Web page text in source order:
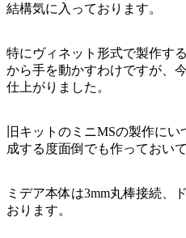
結構気に入っております。
特にヴィネット形式で製作す
から手を動かすわけですが、
仕上がりました。
旧キットのミニMSの製作に
成する度面倒でも作っておい
ミデア本体は3mm丸棒接続、
おります。